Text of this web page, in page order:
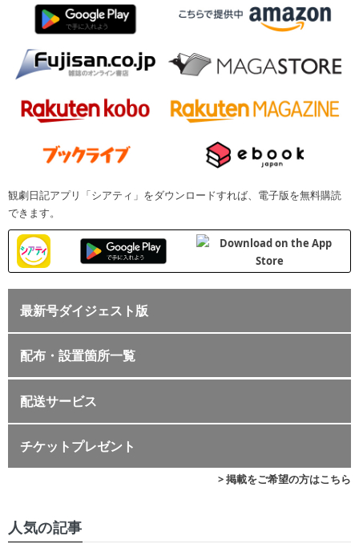
観劇日記アプリ「シアティ」をダウンロードすれば、電子版を無料購読
できます。
最新号ダイジェスト版
配布・設置箇所一覧
配送サービス
チケットプレゼント
> 掲載をご希望の方はこちら
人気の記事